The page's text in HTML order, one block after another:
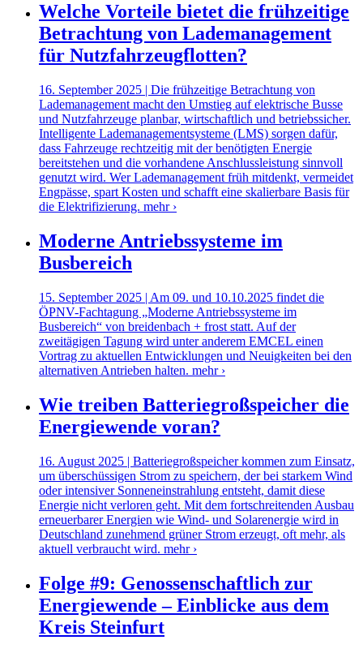
Welche Vorteile bietet die frühzeitige
Betrachtung von Lademanagement
für Nutzfahrzeugflotten?
16. September 2025 | Die frühzeitige Betrachtung von
Lademanagement macht den Umstieg auf elektrische Busse
und Nutzfahrzeuge planbar, wirtschaftlich und betriebssicher.
Intelligente Lademanagementsysteme (LMS) sorgen dafür,
dass Fahrzeuge rechtzeitig mit der benötigten Energie
bereitstehen und die vorhandene Anschlussleistung sinnvoll
genutzt wird. Wer Lademanagement früh mitdenkt, vermeidet
Engpässe, spart Kosten und schafft eine skalierbare Basis für
die Elektrifizierung. mehr ›
Moderne Antriebssysteme im
Busbereich
15. September 2025 | Am 09. und 10.10.2025 findet die
ÖPNV-Fachtagung „Moderne Antriebssysteme im
Busbereich“ von breidenbach + frost statt. Auf der
zweitägigen Tagung wird unter anderem EMCEL einen
Vortrag zu aktuellen Entwicklungen und Neuigkeiten bei den
alternativen Antrieben halten. mehr ›
Wie treiben Batteriegroßspeicher die
Energiewende voran?
16. August 2025 | Batteriegroßspeicher kommen zum Einsatz,
um überschüssigen Strom zu speichern, der bei starkem Wind
oder intensiver Sonneneinstrahlung entsteht, damit diese
Energie nicht verloren geht. Mit dem fortschreitenden Ausbau
erneuerbarer Energien wie Wind- und Solarenergie wird in
Deutschland zunehmend grüner Strom erzeugt, oft mehr, als
aktuell verbraucht wird. mehr ›
Folge #9: Genossenschaftlich zur
Energiewende – Einblicke aus dem
Kreis Steinfurt